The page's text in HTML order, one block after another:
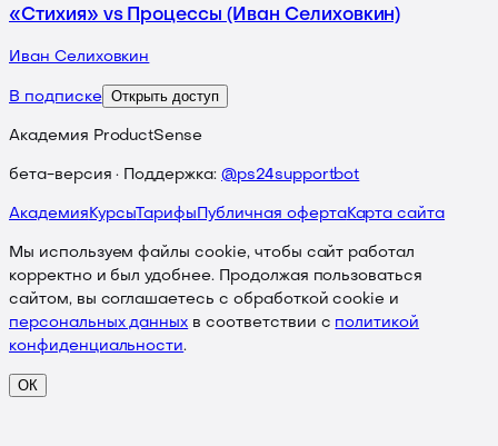
«Стихия» vs Процессы (Иван Селиховкин)
Иван Селиховкин
В подписке Открыть доступ
Академия ProductSense
бета-версия · Поддержка: @ps24supportbot
Академия Курсы Тарифы Публичная офертаКарта сайта
Мы используем файлы cookie, чтобы сайт работал
корректно и был удобнее. Продолжая пользоваться
сайтом, вы соглашаетесь с обработкой cookie и
персональных данных в соответствии с политикой
конфиденциальности.
ОК